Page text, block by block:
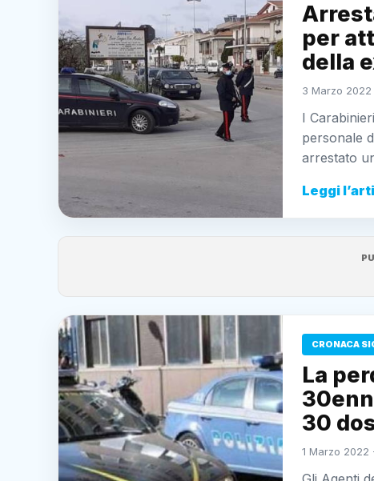
per
della
3 Marzo 2022
I
personale
arrestato
Leggi
CRONACA
La
30
1 Marzo 2022